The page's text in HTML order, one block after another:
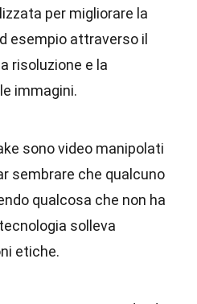
per migliorare la
esempio attraverso il
risoluzione e la
immagini.
sono video manipolati
sembrare che qualcuno
qualcosa che non ha
solleva
etiche.